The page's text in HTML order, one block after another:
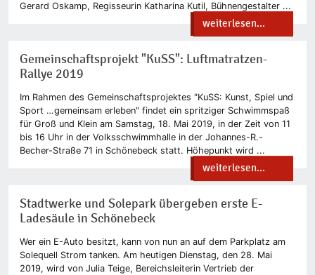
Gerard Oskamp, Regisseurin Katharina Kutil, Bühnengestalter ...
weiterlesen...
Gemeinschaftsprojekt "KuSS": Luftmatratzen-
Rallye 2019
Im Rahmen des Gemeinschaftsprojektes "KuSS: Kunst, Spiel und
Sport …gemeinsam erleben" findet ein spritziger Schwimmspaß
für Groß und Klein am Samstag, 18. Mai 2019, in der Zeit von 11
bis 16 Uhr in der Volksschwimmhalle in der Johannes-R.-
Becher-Straße 71 in Schönebeck statt. Höhepunkt wird ...
weiterlesen...
Stadtwerke und Solepark übergeben erste E-
Ladesäule in Schönebeck
Wer ein E-Auto besitzt, kann von nun an auf dem Parkplatz am
Solequell Strom tanken. Am heutigen Dienstag, den 28. Mai
2019, wird von Julia Teige, Bereichsleiterin Vertrieb der